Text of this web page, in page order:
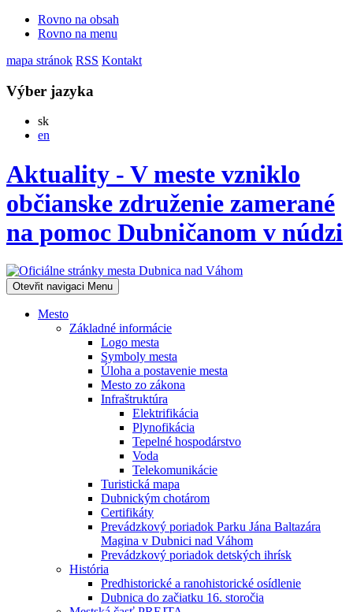
Rovno na obsah
Rovno na menu
mapa stránok RSS Kontakt
Výber jazyka
skSlovensky
en
Aktuality - V meste vzniklo
občianske združenie zamerané
na pomoc Dubničanom v núdzi
Otevřit navigaci Menu
Mesto
Základné informácie
Logo mesta
Symboly mesta
Úloha a postavenie mesta
Mesto zo zákona
Infraštruktúra
Elektrifikácia
Plynofikácia
Tepelné hospodárstvo
Voda
Telekomunikácie
Turistická mapa
Dubnickým chotárom
Certifikáty
Prevádzkový poriadok Parku Jána Baltazára
Magina v Dubnici nad Váhom
Prevádzkový poriadok detských ihrísk
História
Predhistorické a ranohistorické osídlenie
Dubnica do začiatku 16. storočia